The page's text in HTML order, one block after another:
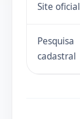
Site oficial
Pesquisa
cadastral